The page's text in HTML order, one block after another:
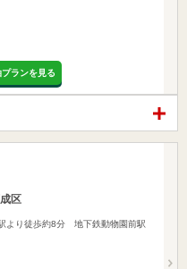
ランを見る
区
より徒歩約8分 地下鉄動物園前駅